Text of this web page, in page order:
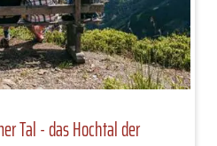
Tal - das Hochtal der